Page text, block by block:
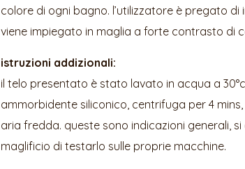
colore di ogni bagno. l’utilizzatore è pregato di
viene impiegato in maglia a forte contrasto di
istruzioni addizionali:
il telo presentato è stato lavato in acqua a
ammorbidente siliconico, centrifuga per 4
aria fredda. queste sono indicazioni generali, si
maglificio di testarlo sulle proprie macchine.